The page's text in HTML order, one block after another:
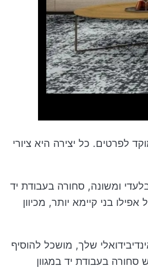
לפרטים. כל יצירה היא ציורי
ומשונה, סחורה בעבודת יד
בני קיימא יותר, מכיוון
שלך, מושכל להוסיף
סחורה בעבודת יד במגוון